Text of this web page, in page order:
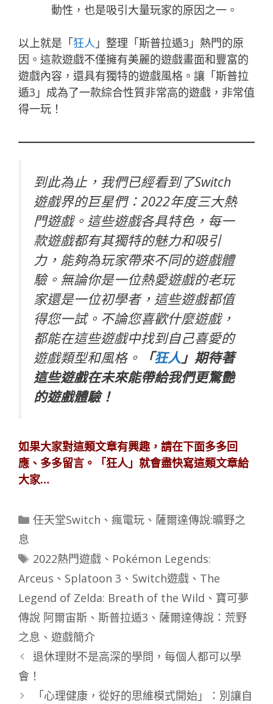
動性，也是吸引大量玩家的原因之一。
以上就是「狂人 」整理「斯普拉遁3」熱門的原
因。這款遊戲不僅擁有美麗的遊戲畫面和豐富的
遊戲內容，還具有獨特的遊戲風格。讓「斯普拉
遁3」成為了一款綜合性質非常高的遊戲，非常值
得一玩！
到此為止，我們已經看到了Switch
遊戲界的巨星們：2022年度三大熱
門遊戲。這些遊戲各具特色，每一
款遊戲都有其獨特的魅力和吸引
力，能夠為玩家帶來不同的遊戲體
驗。無論你是一位熱愛遊戲的老玩
家還是一位初學者，這些遊戲都值
得您一試。不論您喜歡什麼遊戲，
都能在這些遊戲中找到自己喜愛的
遊戲類型和風格。
「狂人 」期待著
這些遊戲在未來能帶給我們更驚艷
的遊戲體驗！
如果大家對這類文章有興趣，請在下面多多回
應、多多留言。「狂人」就會盡快寫這類文章給
大家…
分
任天堂Switch 、 瘋電玩、 薩爾達傳說:曠野之
息
標
籤
2022熱門遊戲、 Pokémon Legends:
Arceus 、 Splatoon 3 、 Switch遊戲 、 The
Legend of Zelda: Breath of the Wild 、 寶可夢
傳說 阿爾宙斯 、 斯普拉遁3 、 薩爾達傳說：荒野
之息 、 遊戲簡介
退休理財不是高深的學問，每個人都可以學
會！
「心理健康，從好的思維模式開始」：別讓自